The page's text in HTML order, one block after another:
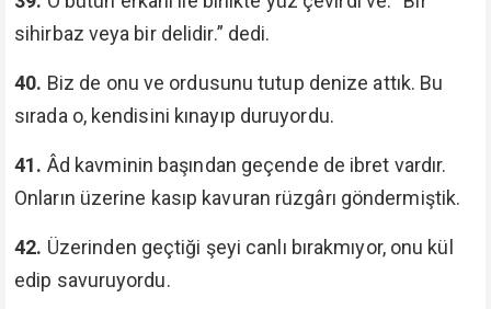
sihirbaz veya bir delidir.” dedi.
40. Biz de onu ve ordusunu tutup denize attık. Bu
sırada o, kendisini kınayıp duruyordu.
41. Âd kavminin başından geçende de ibret vardır.
Onların üzerine kasıp kavuran rüzgârı göndermiştik.
42. Üzerinden geçtiği şeyi canlı bırakmıyor, onu kül
edip savuruyordu.